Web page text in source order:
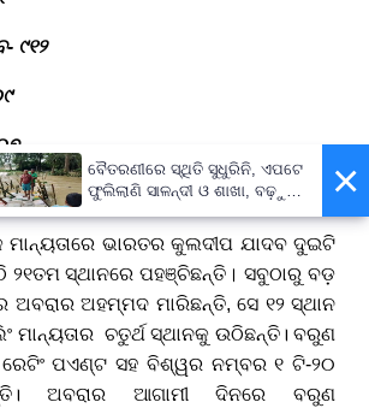
୯୧୨
ଭାରତର କୁଲଦୀପ ଯାଦବ ଦୁଇଟି
୨୧ତମ ସ୍ଥାନରେ ପହଞ୍ଚିଛନ୍ତି।ସବୁଠାରୁ ବଡ଼
ଅବରାର ଅହମ୍ମଦ ମାରିଛନ୍ତି, ସେ ୧୨ସ୍ଥାନ
ମାନ୍ୟତାର ଚତୁର୍ଥ ସ୍ଥାନକୁ ଉଠିଛନ୍ତି। ବରୁଣ
ପଏଣ୍ଟ ସହ ବିଶ୍ୱର ନମ୍ବର୧ ଟି-୨୦
। ଅବରାର ଆଗାମୀ ଦିନରେ ବରୁଣ
×
ବୈତରଣୀରେ ସ୍ଥିତି ସୁଧୁରିନି, ଏପଟେ
ଫୁଲିଲାଣି ସାଳନ୍ଦୀ ଓ ଶାଖା, ବଢ଼ୁଛି